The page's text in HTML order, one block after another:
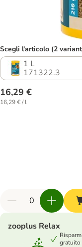
Scegli l'articolo (2
1 L
171322.3
16,29 €
16,29 € / l
zooplus Relax
gratuito